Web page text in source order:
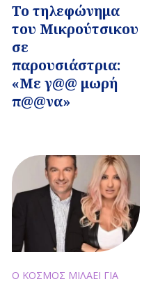
Το τηλεφώνημα
του Μικρούτσικου
σε
παρουσιάστρια:
«Με γ@@ μωρή
π@@να»
Ο ΚΟΣΜΟΣ ΜΙΛΑΕΙ ΓΙΑ